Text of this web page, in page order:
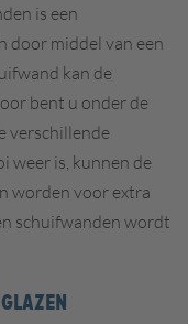
is een
door middel van een
kan de
bent u onder de
verschillende
weer is, kunnen de
worden voor extra
schuifwanden wordt